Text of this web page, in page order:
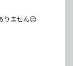
りません😉